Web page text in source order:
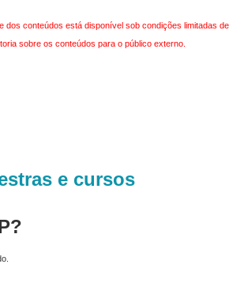
conteúdos está disponível sob condições limitadas
sobre os conteúdos para o público externo.
e cursos